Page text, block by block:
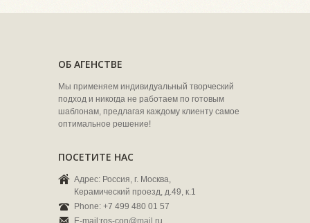
ОБ АГЕНСТВЕ
Мы применяем индивидуальный творческий
подход и никогда не работаем по готовым
шаблонам, предлагая каждому клиенту самое
оптимальное решение!
ПОСЕТИТЕ НАС
Адрес: Россия, г. Москва,
Керамический проезд, д.49, к.1
Phone: +7 499 480 01 57